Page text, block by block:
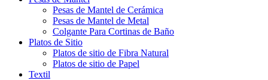
Pesas de Mantel de Cerámica
Pesas de Mantel de Metal
Colgante Para Cortinas de Baño
Platos de Sitio
Platos de sitio de Fibra Natural
Platos de sitio de Papel
Textil